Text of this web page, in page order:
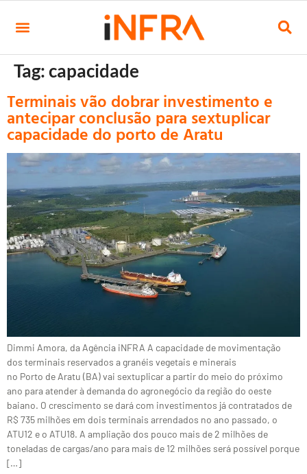
Tag:capacidade
Terminais vão dobrar investimento e
antecipar conclusão para sextuplicar
capacidade do porto de Aratu
Dimmi Amora, da Agência iNFRA A capacidade de movimentação
dos terminais reservados a granéis vegetais e minerais
no Porto de Aratu (BA) vai sextuplicar a partir do meio do próximo
ano para atender à demanda do agronegócio da região do oeste
baiano. O crescimento se dará com investimentos já contratados de
R$ 735 milhões em dois terminais arrendados no ano passado, o
ATU12 e o ATU18. A ampliação dos pouco mais de 2 milhões de
toneladas de cargas/ano para mais de 12 milhões será possível porque
[…]